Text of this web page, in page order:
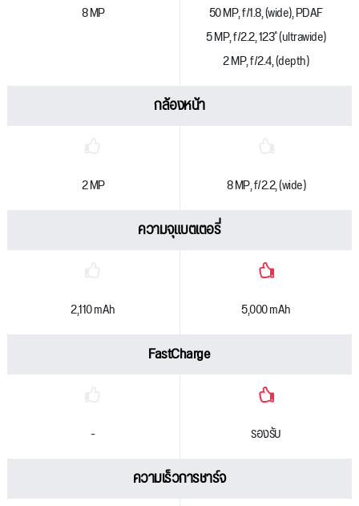
8 MP
50 MP, f/1.8, (wide), PDAF
5 MP, f/2.2, 123˚ (ultrawide)
2 MP, f/2.4, (depth)
กล้องหน้า
2 MP 8 MP, f/2.2, (wide)
ความจุแบตเตอรี่
2,110 mAh 5,000 mAh
FastCharge
- รองรับ
ความเร็วการชาร์จ